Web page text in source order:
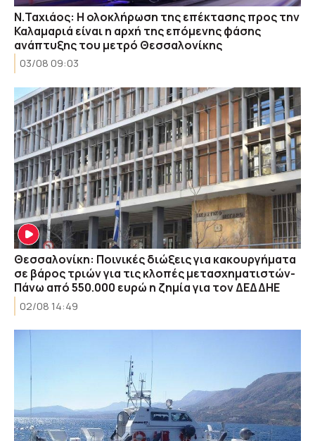
Ν.Ταχιάος: Η ολοκλήρωση της επέκτασης προς την
Καλαμαριά είναι η αρχή της επόμενης φάσης
ανάπτυξης του μετρό Θεσσαλονίκης
03/08 09:03
Θεσσαλονίκη: Ποινικές διώξεις για κακουργήματα
σε βάρος τριών για τις κλοπές μετασχηματιστών-
Πάνω από 550.000 ευρώ η ζημία για τον ΔΕΔΔΗΕ
02/08 14:49